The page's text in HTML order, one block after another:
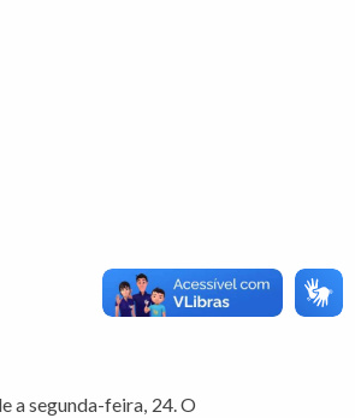
a segunda-feira, 24. O